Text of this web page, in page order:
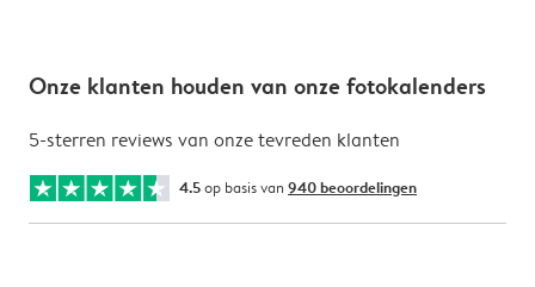
Onze klanten houden van onze fotokalenders
5-sterren reviews van onze tevreden klanten
4.5op basis van 940 beoordelingen